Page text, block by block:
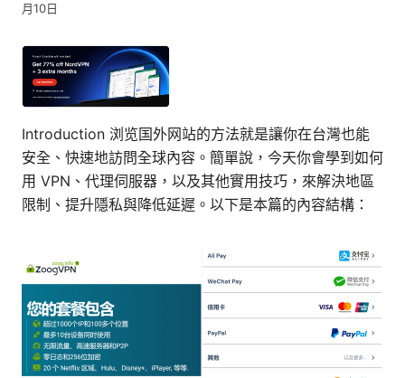
月10日
Introduction 浏览国外网站的方法就是讓你在台灣也能
安全、快速地訪問全球內容。簡單說，今天你會學到如何
用 VPN、代理伺服器，以及其他實用技巧，來解決地區
限制、提升隱私與降低延遲。以下是本篇的內容結構：